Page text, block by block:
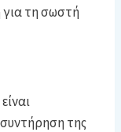
τη σωστή
της